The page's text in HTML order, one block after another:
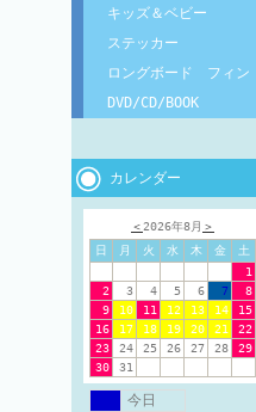
キッズ＆ベビー
ステッカー
ロングボード フィン
DVD/CD/BOOK
カレンダー
＜2026年8月 ＞
日
月 火 水 木 金
土
1
2
3 4 5 6 7
8
9
10 11 12 13 14
15
16
17 18 19 20 21
22
23
24 25 26 27 28
29
30
31
今日